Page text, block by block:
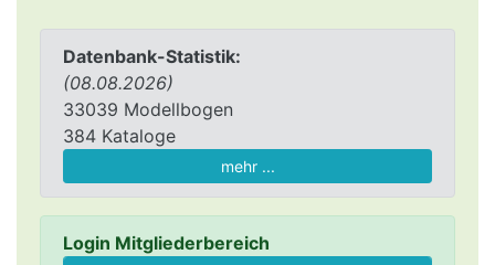
Datenbank-Statistik:
(08.08.2026)
33039 Modellbogen
384 Kataloge
mehr ...
Login Mitgliederbereich